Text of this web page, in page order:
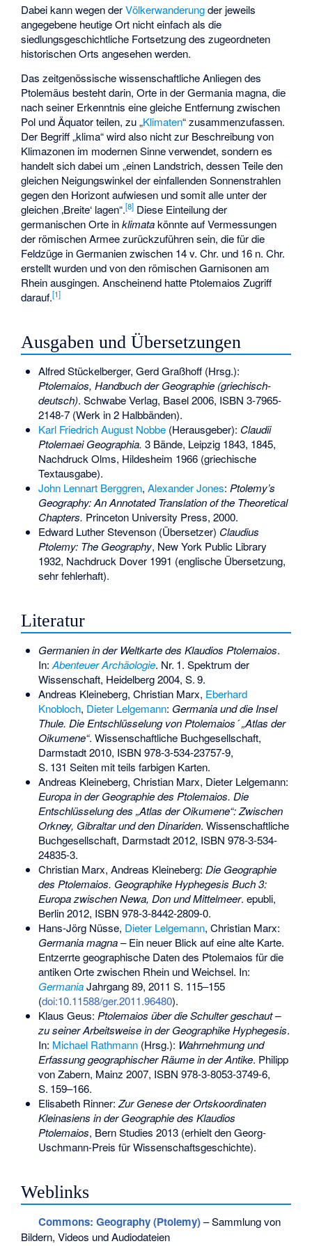
Dabei kann wegen derVölkerwanderungder jeweils
angegebene heutige Ort nicht einfach als die
siedlungsgeschichtliche Fortsetzung des zugeordneten
historischen Orts angesehen werden.
Das zeitgenössische wissenschaftliche Anliegen des
Ptolemäus besteht darin, Orte in der Germania magna, die
nach seiner Erkenntnis eine gleiche Entfernung zwischen
Pol und Äquator teilen, zu „Klimaten“ zusammenzufassen.
Der Begriff „klima“ wird also nicht zur Beschreibung von
Klimazonen im modernen Sinne verwendet, sondern es
handelt sich dabei um „einen Landstrich, dessen Teile den
gleichen Neigungswinkel der einfallenden Sonnenstrahlen
gegen den Horizont aufwiesen und somit alle unter der
gleichen ‚Breite‘ lagen“.[8] Diese Einteilung der
germanischen Orte inklimatakönnte auf Vermessungen
der römischen Armee zurückzuführen sein, die für die
Feldzüge in Germanien zwischen 14 v. Chr. und 16 n. Chr.
erstellt wurden und von den römischen Garnisonen am
Rhein ausgingen. Anscheinend hatte Ptolemaios Zugriff
darauf.[1]
Ausgaben und Übersetzungen
Alfred Stückelberger, Gerd Graßhoff (Hrsg.):
Ptolemaios, Handbuch der Geographie (griechisch-
deutsch). Schwabe Verlag, Basel 2006, ISBN 3-7965-
2148-7(Werk in 2 Halbbänden).
Karl Friedrich August Nobbe(Herausgeber): Claudii
Ptolemaei Geographia. 3 Bände, Leipzig 1843, 1845,
Nachdruck Olms, Hildesheim 1966 (griechische
Textausgabe).
John Lennart Berggren, Alexander Jones: Ptolemy’s
Geography: An Annotated Translation of the Theoretical
Chapters. Princeton University Press, 2000.
Edward Luther Stevenson (Übersetzer) Claudius
Ptolemy: The Geography, New York Public Library
1932, Nachdruck Dover 1991 (englische Übersetzung,
sehr fehlerhaft).
Literatur
Germanien in der Weltkarte des Klaudios Ptolemaios.
In: Abenteuer Archäologie. Nr. 1. Spektrum der
Wissenschaft, Heidelberg 2004, S.9.
Andreas Kleineberg, Christian Marx, Eberhard
Knobloch, Dieter Lelgemann: Germania und die Insel
Thule. Die Entschlüsselung von Ptolemaios´ „Atlas der
Oikumene“. Wissenschaftliche Buchgesellschaft,
Darmstadt 2010, ISBN 978-3-534-23757-9,
S. 131 Seiten mit teils farbigen Karten.
Andreas Kleineberg, Christian Marx, Dieter Lelgemann:
Europa in der Geographie des Ptolemaios. Die
Entschlüsselung des „Atlas der Oikumene“: Zwischen
Orkney, Gibraltar und den Dinariden. Wissenschaftliche
Buchgesellschaft, Darmstadt 2012, ISBN 978-3-534-
24835-3.
Christian Marx, Andreas Kleineberg: Die Geographie
des Ptolemaios. Geographike Hyphegesis Buch 3:
Europa zwischen Newa, Don und Mittelmeer. epubli,
Berlin 2012, ISBN 978-3-8442-2809-0.
Hans-Jörg Nüsse, Dieter Lelgemann, Christian Marx:
Germania magna– Ein neuer Blick auf eine alte Karte.
Entzerrte geographische Daten des Ptolemaios für die
antiken Orte zwischen Rhein und Weichsel. In:
GermaniaJahrgang 89, 2011 S. 115‒155
(doi:10.11588/ger.2011.96480).
Klaus Geus: Ptolemaios über die Schulter geschaut –
zu seiner Arbeitsweise in der Geographike Hyphegesis.
In: Michael Rathmann(Hrsg.): Wahrnehmung und
Erfassung geographischer Räume in der Antike. Philipp
von Zabern, Mainz 2007, ISBN 978-3-8053-3749-6,
S. 159–166.
Elisabeth Rinner: Zur Genese der Ortskoordinaten
Kleinasiens in der Geographie des Klaudios
Ptolemaios, Bern Studies 2013 (erhielt denGeorg-
Uschmann-Preis für Wissenschaftsgeschichte).
Weblinks
Commons: Geography (Ptolemy)– Sammlung von
Bildern, Videos und Audiodateien